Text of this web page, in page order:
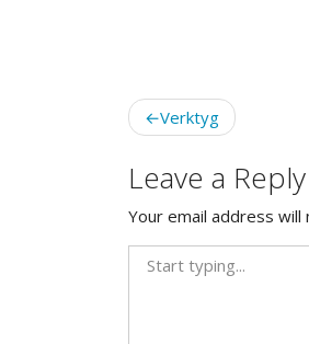
Post
navigation
Verktyg
Leave a Reply
Your email address will